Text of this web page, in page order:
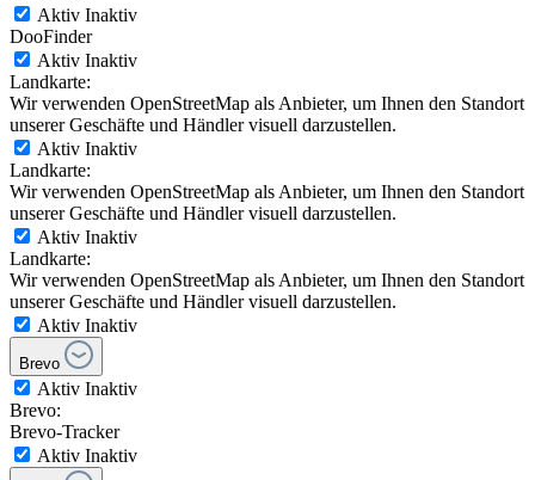
Aktiv Inaktiv
DooFinder
Aktiv Inaktiv
Landkarte:
Wir verwenden OpenStreetMap als Anbieter, um Ihnen den Standort
unserer Geschäfte und Händler visuell darzustellen.
Aktiv Inaktiv
Landkarte:
Wir verwenden OpenStreetMap als Anbieter, um Ihnen den Standort
unserer Geschäfte und Händler visuell darzustellen.
Aktiv Inaktiv
Landkarte:
Wir verwenden OpenStreetMap als Anbieter, um Ihnen den Standort
unserer Geschäfte und Händler visuell darzustellen.
Aktiv Inaktiv
Brevo
Aktiv Inaktiv
Brevo:
Brevo-Tracker
Aktiv Inaktiv